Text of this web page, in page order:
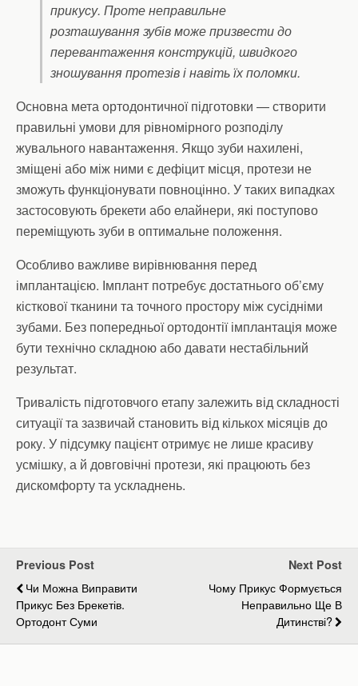
прикусу. Проте неправильне
розташування зубів може призвести до
перевантаження конструкцій, швидкого
зношування протезів і навіть їх поломки.
Основна мета ортодонтичної підготовки — створити
правильні умови для рівномірного розподілу
жувального навантаження. Якщо зуби нахилені,
зміщені або між ними є дефіцит місця, протези не
зможуть функціонувати повноцінно. У таких випадках
застосовують брекети або елайнери, які поступово
переміщують зуби в оптимальне положення.
Особливо важливе вирівнювання перед
імплантацією. Імплант потребує достатнього об’єму
кісткової тканини та точного простору між сусідніми
зубами. Без попередньої ортодонтії імплантація може
бути технічно складною або давати нестабільний
результат.
Тривалість підготовчого етапу залежить від складності
ситуації та зазвичай становить від кількох місяців до
року. У підсумку пацієнт отримує не лише красиву
усмішку, а й довговічні протези, які працюють без
дискомфорту та ускладнень.
Previous Post
Чи Можна Виправити
Прикус Без Брекетів.
Ортодонт Суми
Next Post
Чому Прикус Формується
Неправильно Ще В
Дитинстві?